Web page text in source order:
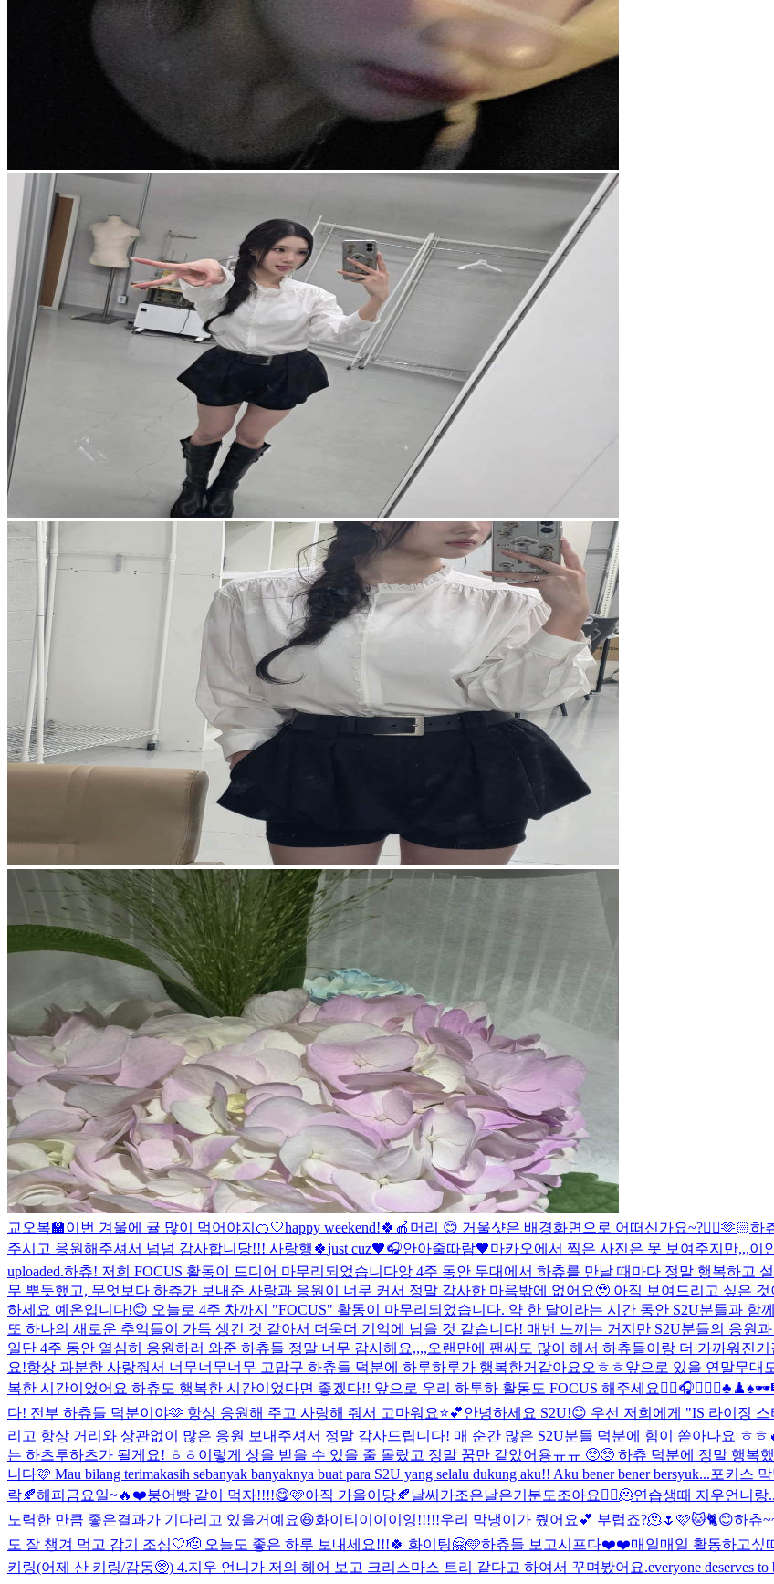
교오복🏫이번 겨울에 귤 많이 먹어야지🍊🤍happy weekend!🍀 🍎머리 😊 거울샷은 배경화면으로 어떠신가요~?😶‍🌫️🫶🏻하
주시고 응원해주셔서 넘넘 감사합니당!!! 사랑행🍀just cuz🖤🎧안아줄따람🖤마카오에서 찍은 사진은 못 보여주지만,,,이
uploaded.하츄! 저희 FOCUS 활동이 드디어 마무리되었습니다앙 4주 동안 무대에서 하츄를 만날 때마다 정말 행복하고
무 뿌듯했고, 무엇보다 하츄가 보내준 사랑과 응원이 너무 커서 정말 감사한 마음밖에 없어요🥹 아직 보여드리고 싶은
하세요 예온입니다!😊 오늘로 4주 차까지 "FOCUS" 활동이 마무리되었습니다. 약 한 달이라는 시간 동안 S2U분들과 함
또 하나의 새로운 추억들이 가득 생긴 것 같아서 더욱더 기억에 남을 것 같습니다! 매번 느끼는 거지만 S2U분들의 응원
일단 4주 동안 열심히 응원하러 와준 하츄들 정말 너무 감사해요,,,,오랜만에 팬싸도 많이 해서 하츄들이랑 더 가까워진
요!항상 과분한 사랑줘서 너무너무너무 고맙구 하츄들 덕분에 하루하루가 행복한거같아요오ㅎㅎ앞으로 있을 연말무대
복한 시간이었어요 하츄도 행복한 시간이었다면 좋겠다!! 앞으로 우리 하투하 활동도 FOCUS 해주세요❤️‍🔥
다! 전부 하츄들 덕분이야🫶 항상 응원해 주고 사랑해 줘서 고마워요⭐️💕안녕하세요 S2U!😊 우선 저희에게 "IS 라이징
리고 항상 거리와 상관없이 많은 응원 보내주셔서 정말 감사드립니다! 매 순간 많은 S2U분들 덕분에 힘이 쏟아나요 ㅎ
는 하츠투하츠가 될게요! ㅎㅎ이렇게 상을 받을 수 있을 줄 몰랐고 정말 꿈만 같았어용ㅠㅠ 🥺🥺 하츄 덕분에 정말 행
니다🩷 Mau bilang terimakasih sebanyak banyaknya buat para S2U yang selalu dukung aku!! Aku bener bener bersyuk...포커스
락🍂해피금요일~🔥❤️붕어빵 같이 먹자!!!!😋🩷아직 가을이당🍂날씨가조은날은기분도조아요👍🏻🫠연습생때 지우언니랑
노력한 만큼 좋은결과가 기다리고 있을거예요😆화이티이이이잉!!!!!우리 막냉이가 줬어요💕 부럽죠?🫠🌷 🩷🐱🐈😊하츄
도 잘 챙겨 먹고 감기 조심🤍🫡 오늘도 좋은 하루 보내세요!!!🍀 화이팅🤗🩵하츄들 보고시프다❤️❤️매일매일 활동하고싶
키링(어제 산 키링/감동🥺) 4.지우 언니가 저의 헤어 보고 크리스마스 트리 같다고 하여서 꾸며봤어요.everyone deserves